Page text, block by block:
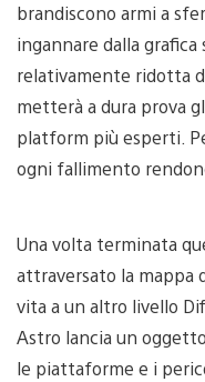
brandiscono armi a
ingannare dalla
relativamente ridotta
metterà a dura prova
platform più esperti.
ogni fallimento
Una volta terminata
attraversato la mappa
vita a un altro livello
Astro lancia un
le piattaforme e i